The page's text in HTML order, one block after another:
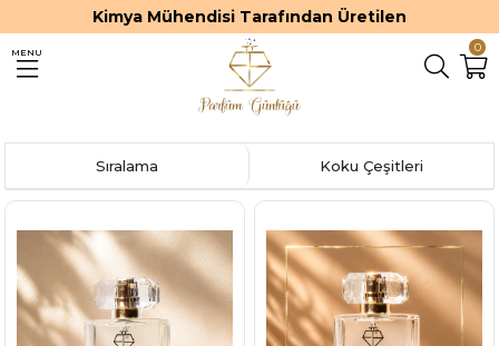
Premium ve Kalıcı Parfümler
0
MENU
Koku Çeşitleri
Sıralama